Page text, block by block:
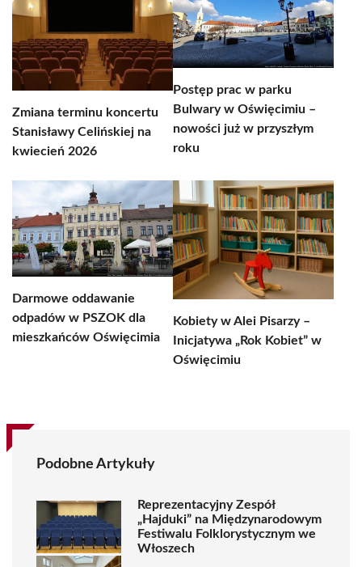
Zmiana terminu koncertu
Stanisławy Celińskiej na
kwiecień 2026
Postęp prac w parku
Bulwary w Oświęcimiu –
nowości już w przyszłym
roku
Darmowe oddawanie
odpadów w PSZOK dla
mieszkańców Oświęcimia
Kobiety w Alei Pisarzy –
Inicjatywa „Rok Kobiet” w
Oświęcimiu
Podobne Artykuły
Reprezentacyjny Zespół
„Hajduki” na Międzynarodowym
Festiwalu Folklorystycznym we
Włoszech